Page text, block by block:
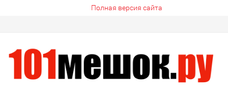
Полная версия сайта